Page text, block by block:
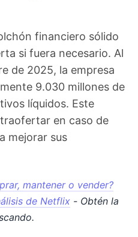
financiero sólido
si fuera necesario. Al
de 2025, la empresa
9.030 millones de
líquidos. Este
en caso de
mejorar sus
mantener o vender?
de Netflix - Obtén la